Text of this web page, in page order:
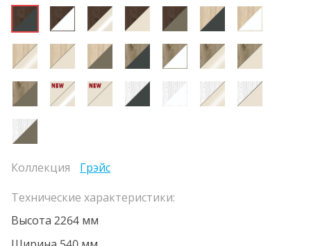
Коллекция
Грэйс
Технические характеристики:
Высота 2264 мм